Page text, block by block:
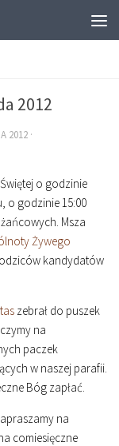
2012
2012 ·
o godzinie
o godzinie15:00
Msza
Żywego
kandydatów
zebrał do puszek
na
paczek
w naszej parafii.
Bóg zapłać.
na
comiesięczne